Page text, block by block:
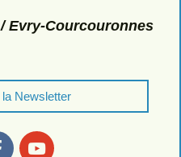
Evry-Courcouronnes
Newsletter